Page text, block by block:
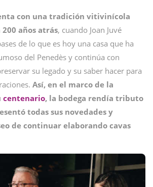
con una tradición vitivinícola
años atrás, cuando Joan Juvé
de lo que es hoy una casa que ha
del Penedès y continúa con
su legado y su saber hacer para
Así, en el marco de la
centenario, la bodega rendía tributo
todas sus novedades y
de continuar elaborando cavas